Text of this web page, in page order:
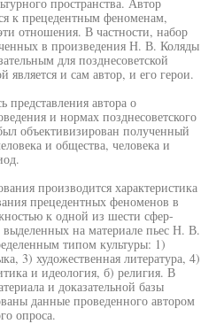
к прецедентным феноменам,
отношения. В частности, набор
в произведения Н. В. Коляды
для позднесоветской
является и сам автор, и его герои.
представления автора о
и нормах позднесоветского
объективизирован полученный
и общества, человека и
производится характеристика
прецедентных феноменов в
к одной из шести сфер-
на материале пьес Н. В.
типом культуры: 1)
3) художественная литература, 4)
и идеология, б) религия. В
и доказательной базы
данные проведенного автором
опроса.